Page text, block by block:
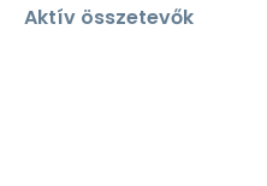
Aktív összetevők